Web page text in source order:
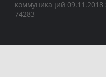
коммуникаций
74283